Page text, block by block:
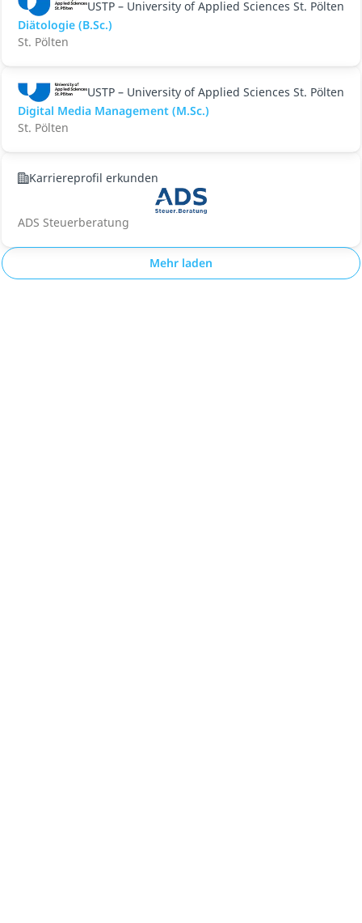
USTP – University of Applied Sciences St. Pölten
Diätologie (B.Sc.)
St. Pölten
USTP – University of Applied Sciences St. Pölten
Digital Media Management (M.Sc.)
St. Pölten
Karriereprofil erkunden
ADS Steuerberatung
Mehr laden